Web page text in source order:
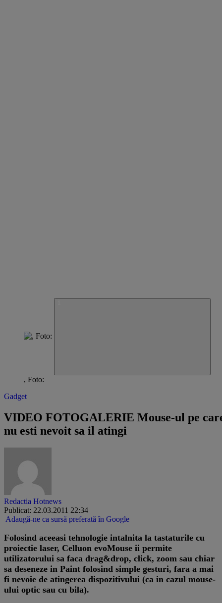
, Foto:
Gadget
​VIDEO FOTOGALERIE Mouse-ul pe
nu esti nevoit sa il atingi
Redactia Hotnews
Publicat: 22.03.2011 22:34
Adaugă-ne ca sursă preferată în Google
​Folosind aceeasi tehnologie intalnita la tastaturile cu
proiectie laser, Celluon evoMouse ii permite
utilizatorului sa faca drag&drop, click, zoom sau chiar
sa deseneze in Paint folosind simple gesturi, fara a mai
fi nevoie de atingerea dispozitivului (ca in cazul mouse-
ului optic sau cu bila).